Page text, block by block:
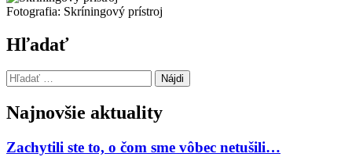
Fotografia: Skríningový prístroj
Preskočiť
späť
hlavnú
Hľadať
Hľadať:
Najnovšie aktuality
Zachytili ste to, o čom sme vôbec netušili…